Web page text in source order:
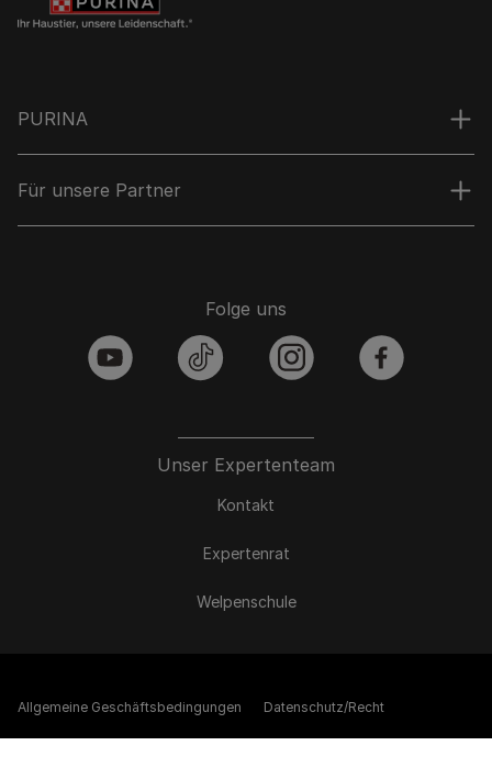
PURINA
Für unsere Partner
Unser Expertenteam
Kontakt
Expertenrat
Welpenschule
Folge uns
youtube tiktok instagram facebook
Allgemeine Geschäftsbedingungen Datenschutz/Recht